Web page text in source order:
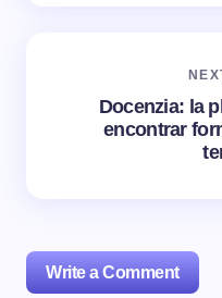
Docenzia: la
encontrar
Write a Comment